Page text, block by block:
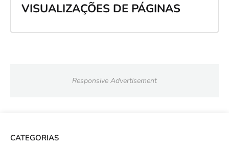
VISUALIZAÇÕES DE PÁGINAS
Responsive Advertisement
CATEGORIAS